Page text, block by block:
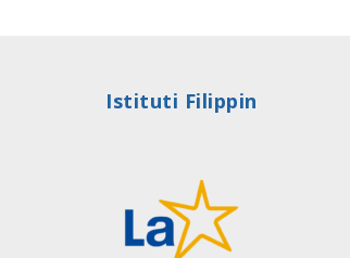
Istituti Filippin